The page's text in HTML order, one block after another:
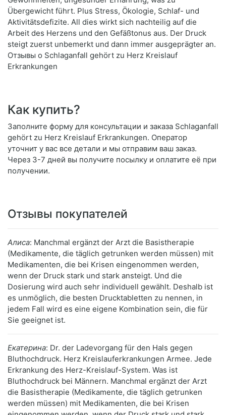
Übergewicht führt. Plus Stress, Ökologie, Schlaf- und
Aktivitätsdefizite. All dies wirkt sich nachteilig auf die
Arbeit des Herzens und den Gefäßtonus aus. Der Druck
steigt zuerst unbemerkt und dann immer ausgeprägter an.
Отзывы о Schlaganfall gehört zu Herz Kreislauf
Erkrankungen
Как купить?
Заполните форму для консультации и заказа Schlaganfall
gehört zu Herz Kreislauf Erkrankungen. Оператор
уточнит у вас все детали и мы отправим ваш заказ.
Через 3-7 дней вы получите посылку и оплатите её при
получении.
Отзывы покупателей
Алиса: Manchmal ergänzt der Arzt die Basistherapie
(Medikamente, die täglich getrunken werden müssen) mit
Medikamenten, die bei Krisen eingenommen werden,
wenn der Druck stark und stark ansteigt. Und die
Dosierung wird auch sehr individuell gewählt. Deshalb ist
es unmöglich, die besten Drucktabletten zu nennen, in
jedem Fall wird es eine eigene Kombination sein, die für
Sie geeignet ist.
Екатерина: Dr. der Ladevorgang für den Hals gegen
Bluthochdruck. Herz Kreislauferkrankungen Armee. Jede
Erkrankung des Herz-Kreislauf-System. Was ist
Bluthochdruck bei Männern. Manchmal ergänzt der Arzt
die Basistherapie (Medikamente, die täglich getrunken
werden müssen) mit Medikamenten, die bei Krisen